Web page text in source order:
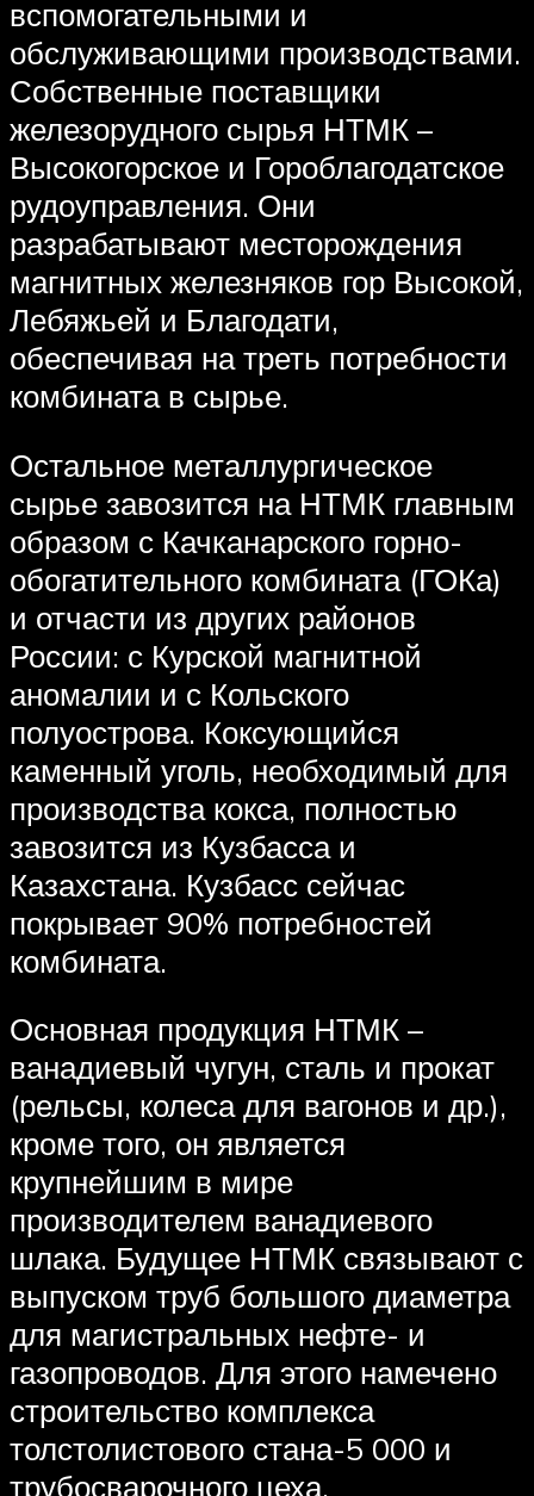
вспомогательными и
обслуживающими производствами.
Собственные поставщики
железорудного сырья НТМК –
Высокогорское и Гороблагодатское
рудоуправления. Они
разрабатывают месторождения
магнитных железняков гор Высокой,
Лебяжьей и Благодати,
обеспечивая на треть потребности
комбината в сырье.
Остальное металлургическое
сырье завозится на НТМК главным
образом с Качканарского горно-
обогатительного комбината (ГОКа)
и отчасти из других районов
России: с Курской магнитной
аномалии и с Кольского
полуострова. Коксующийся
каменный уголь, необходимый для
производства кокса, полностью
завозится из Кузбасса и
Казахстана. Кузбасс сейчас
покрывает 90% потребностей
комбината.
Основная продукция НТМК –
ванадиевый чугун, сталь и прокат
(рельсы, колеса для вагонов и др.),
кроме того, он является
крупнейшим в мире
производителем ванадиевого
шлака. Будущее НТМК связывают с
выпуском труб большого диаметра
для магистральных нефте- и
газопроводов. Для этого намечено
строительство комплекса
толстолистового стана-5 000 и
трубосварочного цеха.